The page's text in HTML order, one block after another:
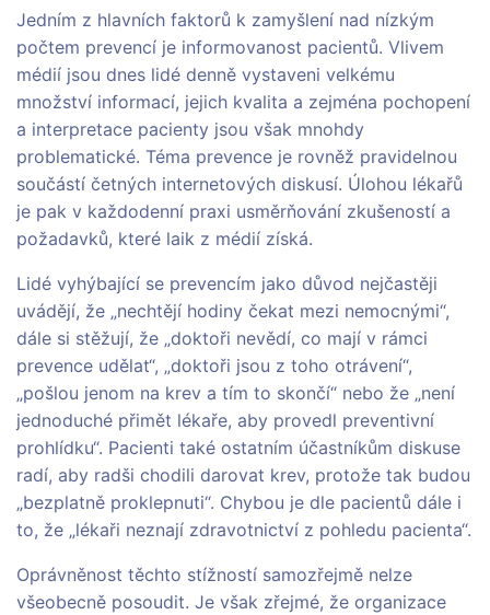
Jedním z hlavních faktorů k zamyšlení nad nízkým
počtem prevencí je informovanost pacientů. Vlivem
médií jsou dnes lidé denně vystaveni velkému
množství informací, jejich kvalita a zejména pochopení
a interpretace pacienty jsou však mnohdy
problematické. Téma prevence je rovněž pravidelnou
součástí četných internetových diskusí. Úlohou lékařů
je pak v každodenní praxi usměrňování zkušeností a
požadavků, které laik z médií získá.
Lidé vyhýbající se prevencím jako důvod nejčastěji
uvádějí, že „nechtějí hodiny čekat mezi nemocnými“,
dále si stěžují, že „doktoři nevědí, co mají v rámci
prevence udělat“, „doktoři jsou z toho otrávení“,
„pošlou jenom na krev a tím to skončí“ nebo že „není
jednoduché přimět lékaře, aby provedl preventivní
prohlídku“. Pacienti také ostatním účastníkům diskuse
radí, aby radši chodili darovat krev, protože tak budou
„bezplatně proklepnuti“. Chybou je dle pacientů dále i
to, že „lékaři neznají zdravotnictví z pohledu pacienta“.
Oprávněnost těchto stížností samozřejmě nelze
všeobecně posoudit. Je však zřejmé, že organizace